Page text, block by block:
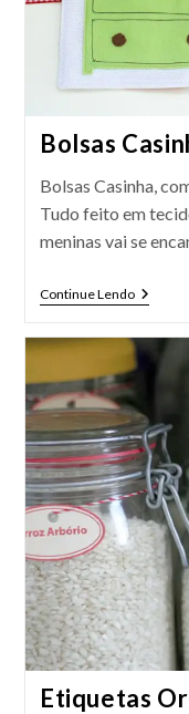
Bolsas
Bolsas Casinha,
Tudo feito em
meninas vai se
Continue LendoBolsas
Casinha:
De
Bonecas
Etiquetas